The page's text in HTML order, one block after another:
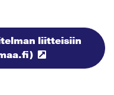
liitteisiin